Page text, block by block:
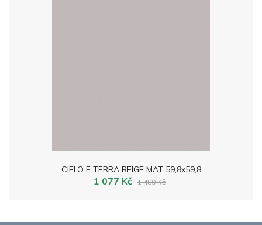
CIELO E TERRA BEIGE MAT 59,8x59,8
1 077 Kč 1 489 Kč